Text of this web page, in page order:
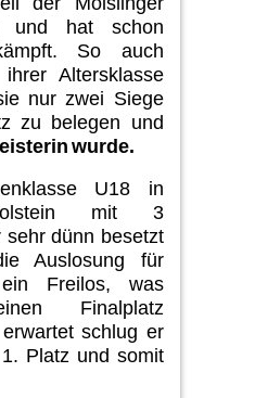
und hat schon
So auch
ihrer Altersklasse
nurzwei Siege
zu bele­gen und
wurde.
U18 in
olstein
mit 3
sehr dünn besetzt
Auslosung für
ein Freilos, was
Finalplatz
schlug er
Platz und somit